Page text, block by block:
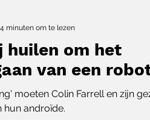
huilen om het
van een
moeten Colin Farrell en zijn
hun androïde.
4 minuten om te lezen